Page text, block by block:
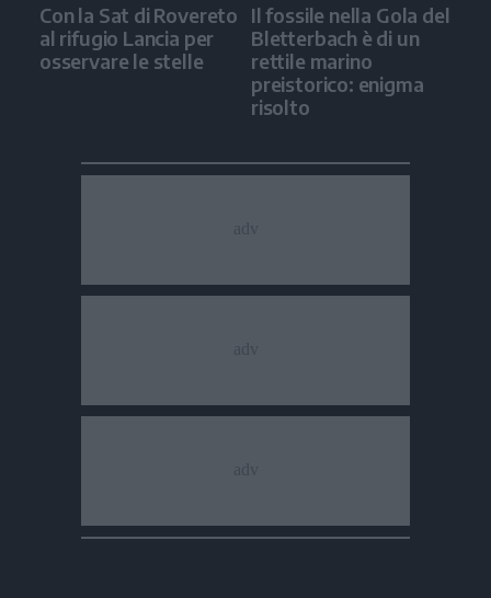
Con la Sat di Rovereto
al rifugio Lancia per
osservare le stelle
Il fossile nella Gola del
Bletterbach è di un
rettile marino
preistorico: enigma
risolto